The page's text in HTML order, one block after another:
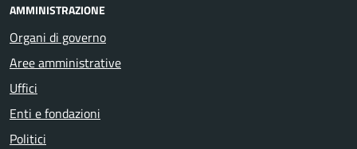
AMMINISTRAZIONE
Organi di governo
Aree amministrative
Uffici
Enti e fondazioni
Politici